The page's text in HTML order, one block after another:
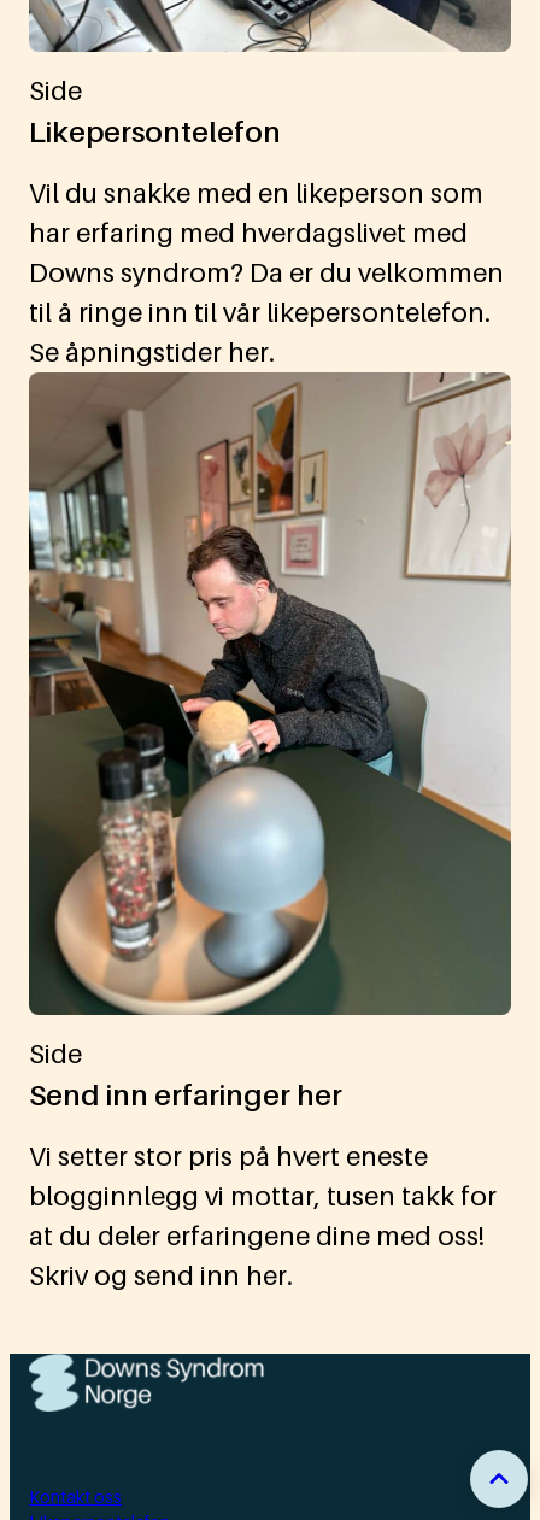
Side
Likepersontelefon
Vil du snakke med en likeperson som
har erfaring med hverdagslivet med
Downs syndrom? Da er du velkommen
til å ringe inn til vår likepersontelefon.
Se åpningstider her.
Side
Send inn erfaringer her
Vi setter stor pris på hvert eneste
blogginnlegg vi mottar, tusen takk for
at du deler erfaringene dine med oss!
Skriv og send inn her.
Kontakt oss